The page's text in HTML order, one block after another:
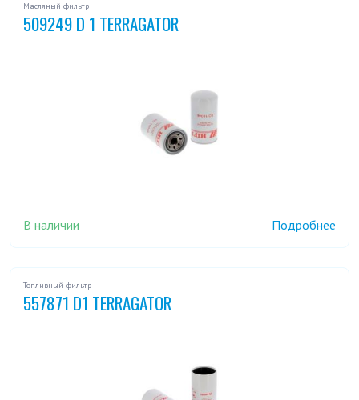
Масляный фильтр
509249 D 1 TERRAGATOR
В наличии Подробнее
Топливный фильтр
557871 D1 TERRAGATOR